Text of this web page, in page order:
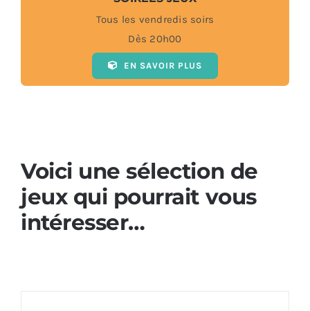
Tous les vendredis soirs
Dès 20h00
EN SAVOIR PLUS
Voici une sélection de
jeux qui pourrait vous
intéresser…